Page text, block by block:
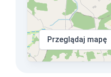
Przeglądaj mapę